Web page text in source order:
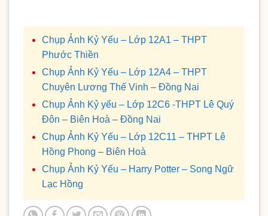
Chụp Ảnh Kỷ Yếu – Lớp 12A1 – THPT
Phước Thiền
Chụp Ảnh Kỷ Yếu – Lớp 12A4 – THPT
Chuyên Lương Thế Vinh – Đồng Nai
Chụp Ảnh Kỷ yếu – Lớp 12C6 -THPT Lê Quý
Đôn – Biên Hoà – Đồng Nai
Chụp Ảnh Kỷ Yếu – Lớp 12C11 – THPT Lê
Hồng Phong – Biên Hoà
Chụp Ảnh Kỷ Yếu – Harry Potter – Song Ngữ
Lạc Hồng